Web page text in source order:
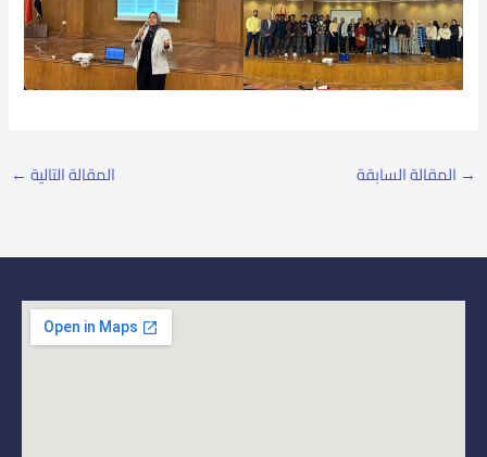
→ المقالة السابقة المقالة التالية ←